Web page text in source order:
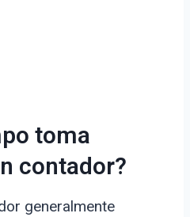
toma
contador?
generalmente